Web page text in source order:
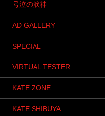
号泣の涙神
AD GALLERY
SPECIAL
VIRTUAL TESTER
KATE ZONE
KATE SHIBUYA